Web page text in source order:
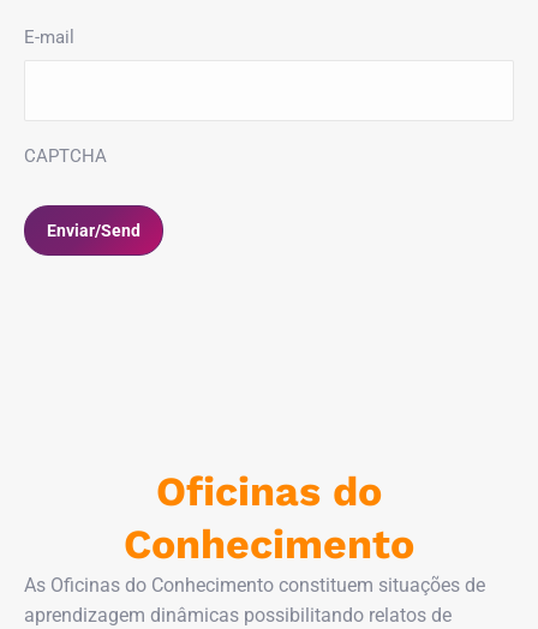
E-mail
CAPTCHA
Oficinas do
Conhecimento
As Oficinas do Conhecimento constituem situações de
aprendizagem dinâmicas possibilitando relatos de